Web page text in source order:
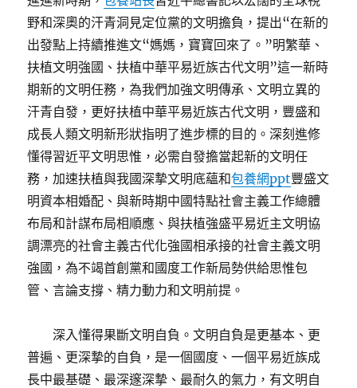
野和深奧的汗青洞見定位黨的文明擔負，提出“在新的
出發點上持續推進文“媽媽，寶寶回來了。”明繁華、
扶植文明強國、扶植中華平易近族古代文明”這一新時
期新的文明任務，為我們加強文明傳承、文明立異的
汗青自發，更好扶植中華平易近族古代文明，豐盛和
成長人類文明新形狀指明了進步標的目的。深刻進修
懂得習近平文明思惟，必需自發擔當起新的文明任
務，加速扶植與我國深摯文明底蘊和包養網ppt豐盛文
明資本相婚配、與新時期中國特點社會主義工作總體
布局和計謀布局相順應、與扶植強盛平易近主文明協
調漂亮的社會主義古代化強國相承接的社會主義文明
強國，為不竭首創黨和國度工作新局勢供給思惟包
管、言論支撐、精力動力和文明前提。
深入懂得果斷文明自負。文明自負是更基本、更
普遍、更深摯的自負，是一個國度、一個平易近族成
長中最基礎、最深邃深摯、最耐久的氣力，有文明自